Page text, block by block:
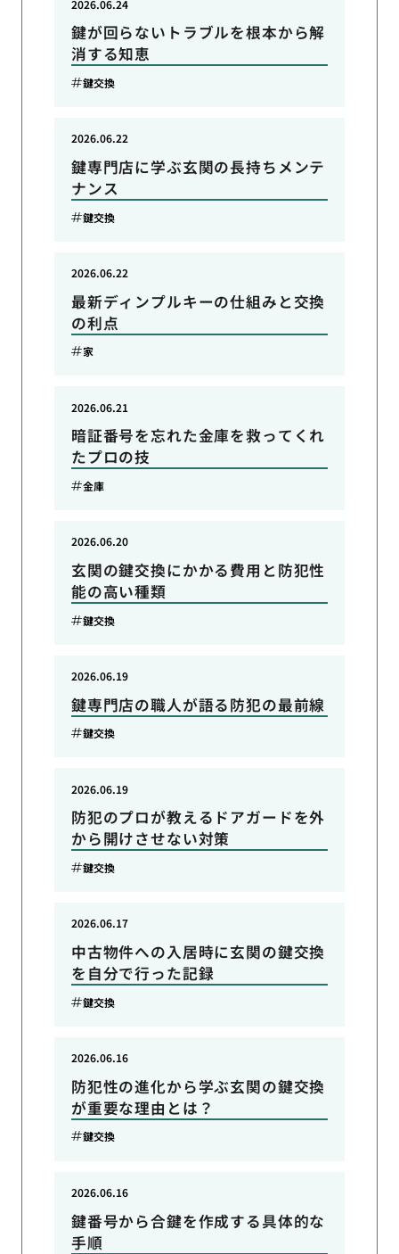
鍵が回らないトラブルを根本から解
消する知恵
2026.06.24
鍵交換
鍵専門店に学ぶ玄関の長持ちメンテ
ナンス
2026.06.22
鍵交換
最新ディンプルキーの仕組みと交換
の利点
2026.06.22
家
暗証番号を忘れた金庫を救ってくれ
たプロの技
2026.06.21
金庫
玄関の鍵交換にかかる費用と防犯性
能の高い種類
2026.06.20
鍵交換
鍵専門店の職人が語る防犯の最前線
2026.06.19
鍵交換
防犯のプロが教えるドアガードを外
から開けさせない対策
2026.06.19
鍵交換
中古物件への入居時に玄関の鍵交換
を自分で行った記録
2026.06.17
鍵交換
防犯性の進化から学ぶ玄関の鍵交換
が重要な理由とは？
2026.06.16
鍵交換
鍵番号から合鍵を作成する具体的な
手順
2026.06.16